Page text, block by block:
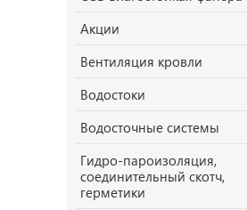
Акции
Вентиляция кровли
Водостоки
Водосточные системы
Гидро-пароизоляция,
соединительный скотч,
герметики